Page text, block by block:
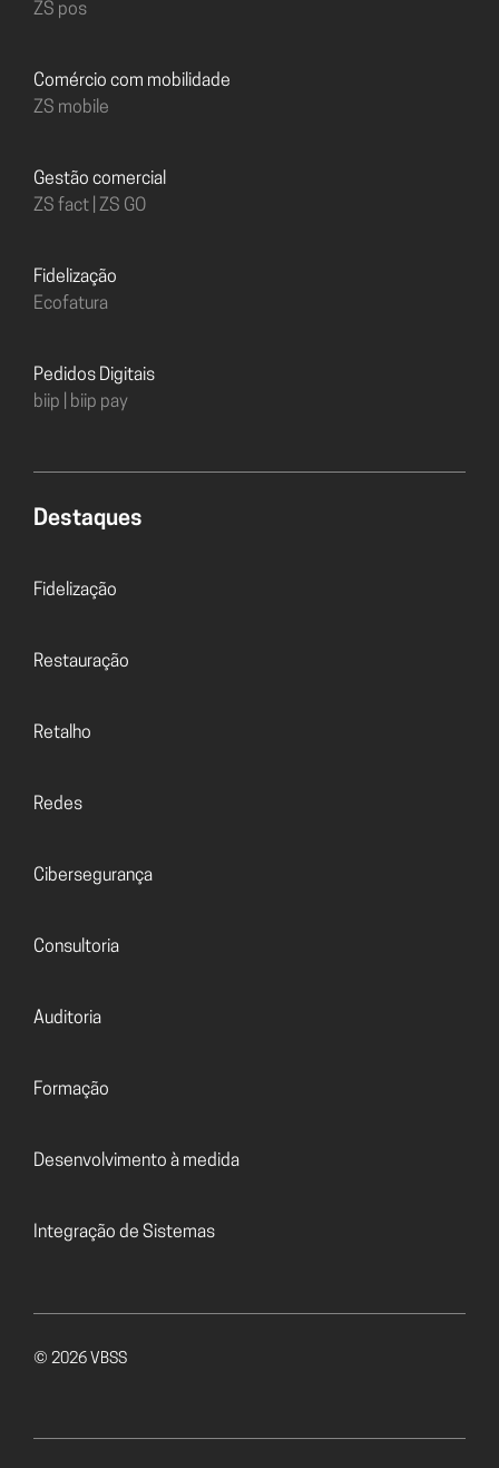
ZS pos
Comércio com mobilidade
ZS mobile
Gestão comercial
ZS fact | ZS GO
Fidelização
Ecofatura
Pedidos Digitais
biip | biip pay
Destaques
Fidelização
Restauração
Retalho
Redes
Cibersegurança
Consultoria
Auditoria
Formação
Desenvolvimento à medida
Integração de Sistemas
© 2026 VBSS